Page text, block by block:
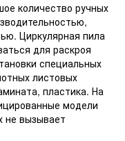
количество ручных
Циркулярная пила
для раскроя
специальных
листовых
пластика. На
модели
не вызывает